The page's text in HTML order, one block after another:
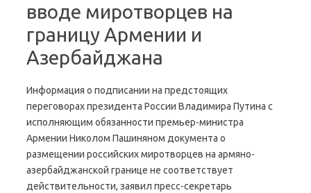
вводе миротворцев на
границу Армении и
Азербайджана
Информация о подписании на предстоящих
переговорах президента России Владимира Путина с
исполняющим обязанности премьер-министра
Армении Николом Пашиняном документа о
размещении российских миротворцев на армяно-
азербайджанской границе не соответствует
действительности, заявил пресс-секретарь